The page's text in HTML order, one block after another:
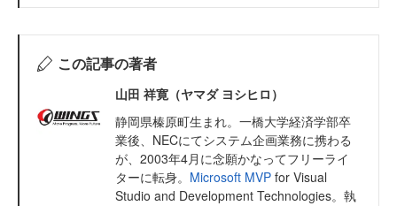
この記事の著者
山田 祥寛（ヤマダ ヨシヒロ）
静岡県榛原町生まれ。一橋大学経済学部卒
業後、NECにてシステム企画業務に携わる
が、2003年4月に念願かなってフリーライ
ターに転身。 Microsoft MVP for Visual
Studio and Development Technologies。執